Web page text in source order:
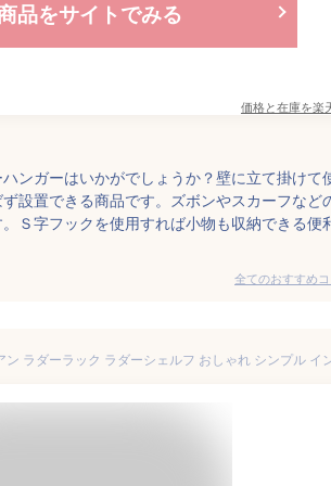
品をサイトでみる
価格と在庫を楽
ンガーはいかがでしょうか？壁に立て掛けて
設置できる商品です。ズボンやスカーフなど
Ｓ字フックを使用すれば小物も収納できる便
全てのおすすめコ